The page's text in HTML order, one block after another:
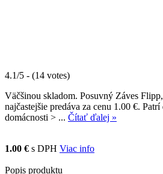
4.1/5 - (14 votes)
Väčšinou skladom. Posuvný Záves
najčastejšie predáva za cenu 1.00 €.
domácnosti > ... Čítať ďalej »
1.00 € s DPH Viac info
Popis produktu